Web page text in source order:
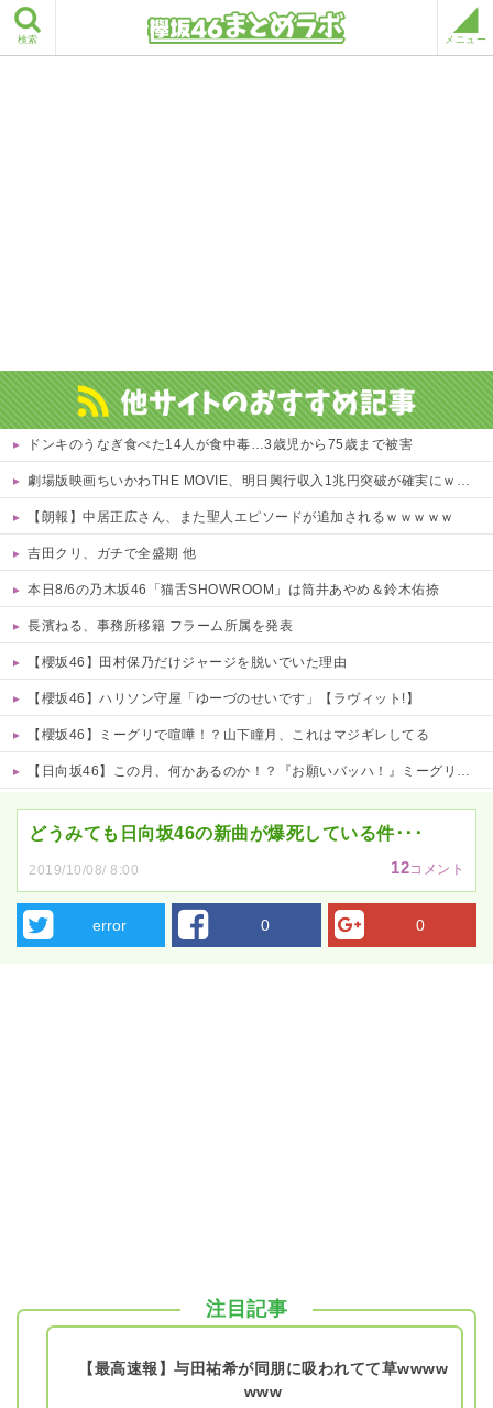
検索 メニュー
ドンキのうなぎ食べた14人が食中毒…3歳児から75歳まで被害
劇場版映画ちいかわTHE MOVIE、明日興行収入1兆円突破が確実にｗｗｗｗｗｗｗｗｗｗｗｗｗ
【朗報】中居正広さん、また聖人エピソードが追加されるｗｗｗｗｗ
吉田クリ、ガチで全盛期 他
本日8/6の乃木坂46「猫舌SHOWROOM」は筒井あやめ＆鈴木佑捺
長濱ねる、事務所移籍 フラーム所属を発表
【櫻坂46】田村保乃だけジャージを脱いでいた理由
【櫻坂46】ハリソン守屋「ゆーづのせいです」【ラヴィット!】
【櫻坂46】ミーグリで喧嘩！？山下瞳月、これはマジギレしてる
【日向坂46】この月、何かあるのか！？『お願いバッハ！』ミーグリ日程がこちら
どうみても日向坂46の新曲が爆死している件･･･
2019/10/08/ 8:00 12コメント
error 0 0
注目記事
【最高速報】与田祐希が同朋に吸われてて草wwww
www